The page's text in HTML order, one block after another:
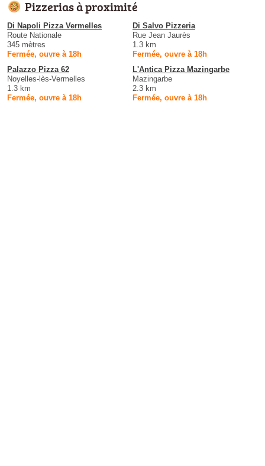
Pizzerias à proximité
Di Napoli Pizza Vermelles
Route Nationale
345 mètres
Fermée, ouvre à 18h
Di Salvo Pizzeria
Rue Jean Jaurès
1.3 km
Fermée, ouvre à 18h
Palazzo Pizza 62
Noyelles-lès-Vermelles
1.3 km
Fermée, ouvre à 18h
L'Antica Pizza Mazingarbe
Mazingarbe
2.3 km
Fermée, ouvre à 18h